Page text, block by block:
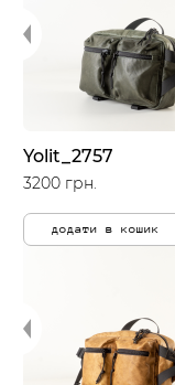
Yolit_2757
3200 грн.
додати в кошик